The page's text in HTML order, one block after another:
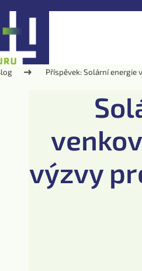
Blog Příspěvek: Solární
výzvy